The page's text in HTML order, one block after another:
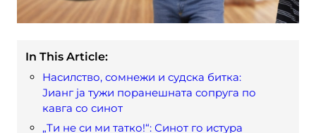
In This Article:
Насилство, сомнежи и судска битка:
Јианг ја тужи поранешната сопруга по
кавга со синот
„Ти не си ми татко!“: Синот го истура